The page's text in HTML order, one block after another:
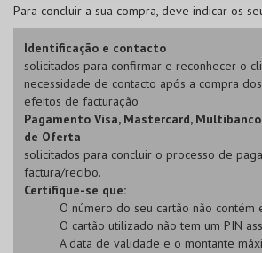
Para concluir a sua compra, deve indicar os
Identificação e contacto
solicitados para confirmar e reconhecer o
necessidade de contacto após a compra
efeitos de facturação
Pagamento Visa, Mastercard,
de Oferta
solicitados para concluir o processo de
factura/recibo.
Certifique-se que:
O número do seu cartão não contém
O cartão utilizado não tem um PIN
A data de validade e o montante